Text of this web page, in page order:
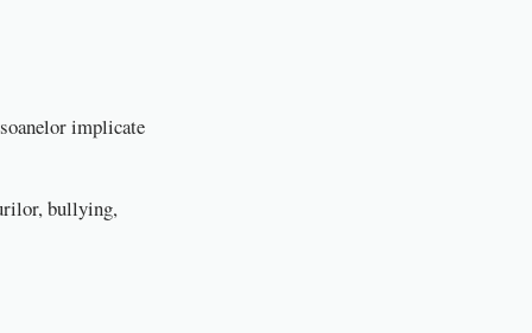
implicate
bullying,